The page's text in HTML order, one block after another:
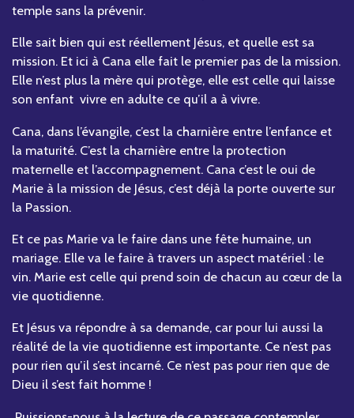
temple sans la prévenir.
Elle sait bien qui est réellement Jésus, et quelle est sa
mission. Et ici à Cana elle fait le premier pas de la mission.
Elle n’est plus la mère qui protège, elle est celle qui laisse
son enfant vivre en adulte ce qu’il a à vivre.
Cana, dans l’évangile, c’est la charnière entre l’enfance et
la maturité. C’est la charnière entre la protection
maternelle et l’accompagnement. Cana c’est le oui de
Marie à la mission de Jésus, c’est déjà la porte ouverte sur
la Passion.
Et ce pas Marie va le faire dans une fête humaine, un
mariage. Elle va le faire à travers un aspect matériel : le
vin. Marie est celle qui prend soin de chacun au cœur de la
vie quotidienne.
Et Jésus va répondre à sa demande, car pour lui aussi la
réalité de la vie quotidienne est importante. Ce n’est pas
pour rien qu’il s’est incarné. Ce n’est pas pour rien que de
Dieu il s’est fait homme !